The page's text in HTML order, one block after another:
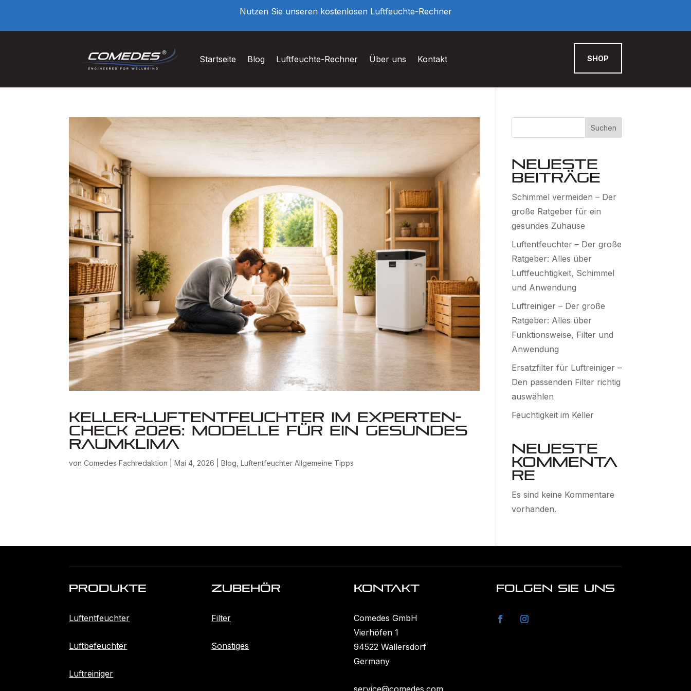
Nutzen Sie unseren kostenlosen Luftfeuchte-Rechner
Startseite Blog Luftfeuchte-Rechner Über uns Kontakt SHOP
Keller-Luftentfeuchter im Experten-
Check 2026: Modelle für ein gesundes
Raumklima
vonComedes Fachredaktion |Mai 4, 2026 |Blog ,Luftentfeuchter Allgemeine Tipps
Suchen
Neueste
Beiträge
Schimmel vermeiden – Der
große Ratgeber für ein
gesundes Zuhause
Luftentfeuchter – Der große
Ratgeber: Alles über
Luftfeuchtigkeit, Schimmel
und Anwendung
Luftreiniger – Der große
Ratgeber: Alles über
Funktionsweise, Filter und
Anwendung
Ersatzfilter für Luftreiniger –
Den passenden Filter richtig
auswählen
Feuchtigkeit im Keller
Neueste
Kommenta
re
Es sind keine Kommentare
vorhanden.
Produkte
Luftentfeuchter
Luftbefeuchter
Luftreiniger
ZubehöR
Filter
Sonstiges
KONTAKT
Comedes GmbH
Vierhöfen 1
94522 Wallersdorf
Germany
FOLGEN SIE UNS